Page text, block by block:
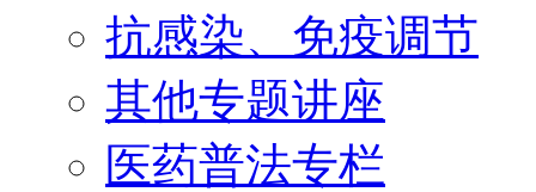
抗感染、免疫调节
其他专题讲座
医药普法专栏